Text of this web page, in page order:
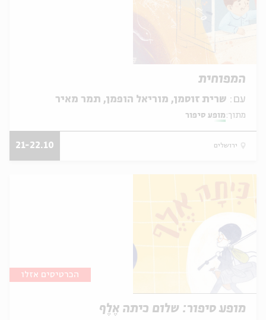
המפוחית
עם:
מתוך: מופע סיפור
ירושלים 21-22.10
הכרטיסים אזלו
מופע סיפור: שלום כיתה אֶלֶף